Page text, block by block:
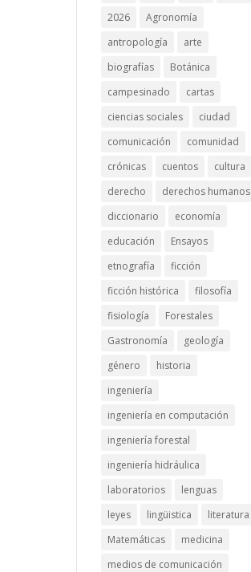
2026
Agronomía
antropología
arte
biografías
Botánica
campesinado
cartas
ciencias sociales
ciudad
comunicación
comunidad
crónicas
cuentos
cultura
derecho
derechos humanos
diccionario
economía
educación
Ensayos
etnografía
ficción
ficción histórica
filosofía
fisiología
Forestales
Gastronomía
geología
género
historia
ingeniería
ingeniería en computación
ingeniería forestal
ingeniería hidráulica
laboratorios
lenguas
leyes
lingüistica
literatura
Matemáticas
medicina
medios de comunicación